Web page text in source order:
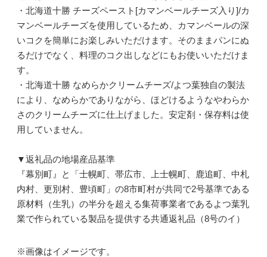
・北海道十勝 チーズペースト[カマンベールチーズ入り]/カ
マンベールチーズを使用しているため、カマンベールの深
いコクを簡単にお楽しみいただけます。そのままパンにぬ
るだけでなく、料理のコク出しなどにもお使いいただけま
す。
・北海道十勝 なめらかクリームチーズ/よつ葉独自の製法
により、なめらかでありながら、ほどけるようなやわらか
さのクリームチーズに仕上げました。安定剤・保存料は使
用していません。
▼返礼品の地場産品基準
『幕別町』と「士幌町、帯広市、上士幌町、鹿追町、中札
内村、更別村、豊頃町」の8市町村が共同で2号基準である
原材料（生乳）の半分を超える集荷事業者であるよつ葉乳
業で作られている製品を提供する共通返礼品（8号のイ）
※画像はイメージです。